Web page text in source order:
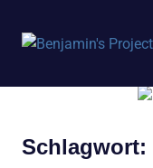
springen
Schlagwort: